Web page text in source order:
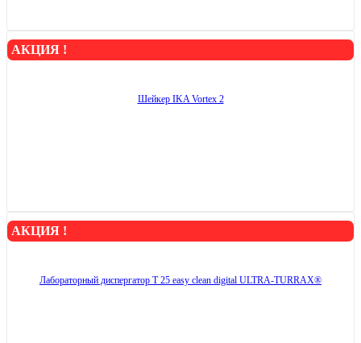
АКЦИЯ !
Шейкер IKA Vortex 2
АКЦИЯ !
Лабораторный диспергатор T 25 easy clean digital ULTRA-TURRAX®